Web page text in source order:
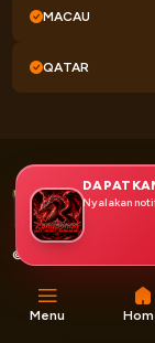
MACAU
QATAR
© 2026 Copyright
Menu
Nyalakan